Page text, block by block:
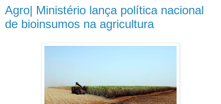
Agro| Ministério lança política nacional
de bioinsumos na agricultura